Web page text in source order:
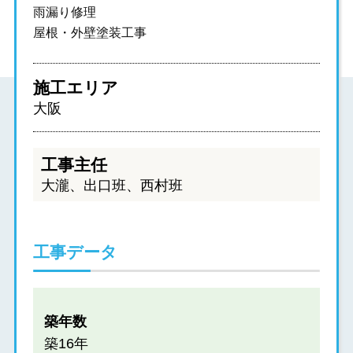
雨漏り修理
屋根・外壁塗装工事
施工エリア
大阪
工事主任
大瀧、出口班、西村班
工事データ
築年数
築16年